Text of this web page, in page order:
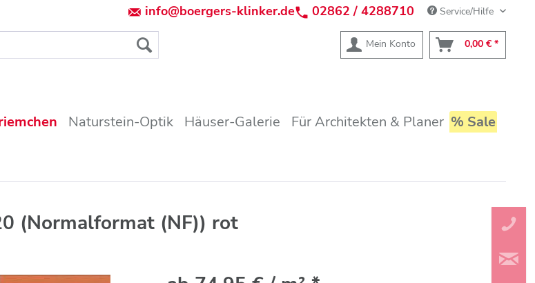
info@boergers-klinker.de 02862 / 4288710 Service/Hilfe
Mein Konto 0,00 € *
Naturstein-Optik Häuser-Galerie Für Architekten & Planer % Sale
(Normalformat (NF)) rot